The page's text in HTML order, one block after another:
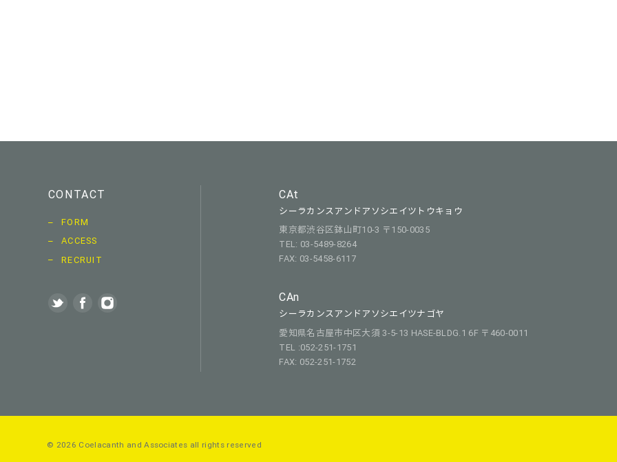
CONTACT
FORM
ACCESS
RECRUIT
CAt
シーラカンスアンドアソシエイツトウキョウ
東京都渋谷区鉢山町10-3 〒150-0035
TEL: 03-5489-8264
FAX: 03-5458-6117
CAn
シーラカンスアンドアソシエイツナゴヤ
愛知県名古屋市中区大須 3-5-13 HASE-BLDG.1 6F 〒460-0011
TEL :052-251-1751
FAX: 052-251-1752
© 2026 Coelacanth and Associates all rights reserved